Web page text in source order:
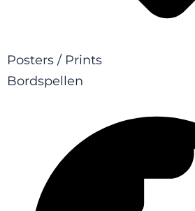
Posters / Prints
Bordspellen